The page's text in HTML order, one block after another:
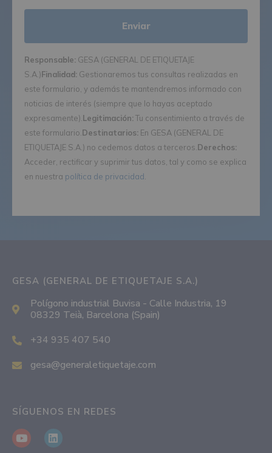
Responsable: GESA (GENERAL DE ETIQUETAJE
S.A.)Finalidad: Gestionaremos tus consultas realizadas en
este formulario, y además te mantendremos informado con
noticias de interés (siempre que lo hayas aceptado
expresamente). Legitimación:Tu consentimiento a través de
este formulario. Destinatarios: En GESA (GENERAL DE
ETIQUETAJE S.A.) no cedemos datos a terceros. Derechos:
Acceder, rectificar y suprimir tus datos, tal y como se explica
en nuestra política de privacidad
GESA (GENERAL DE ETIQUETAJE S.A.)
Polígono industrial Buvisa - Calle Industria, 19
08329 Teià, Barcelona (Spain)
+34 935 407 540
gesa@generaletiquetaje.com
SÍGUENOS EN REDES